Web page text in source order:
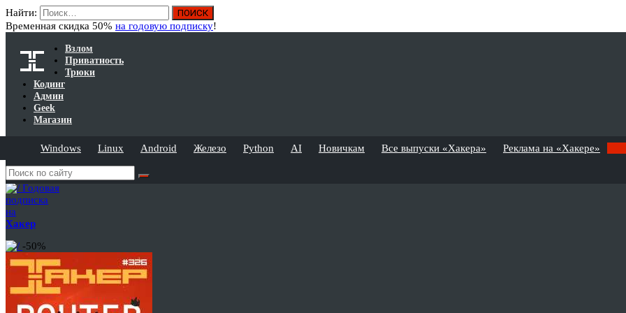
Найти:
Временная скидка 50% на годовую подписку!
Взлом
Приватность
Трюки
Кодинг
Админ
Geek
Магазин
Windows Linux Android Железо Python AI Новичкам Все выпуски «Хакера» Реклама на «Хакере»
Годовая
подписка
на
Хакер
-50%